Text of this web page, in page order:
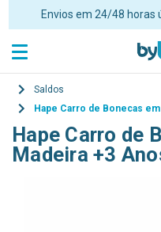
Envios em 24/48 horas
Saldos
Hape Carro de Bonecas em Madeira
Hape Carro de
Madeira +3